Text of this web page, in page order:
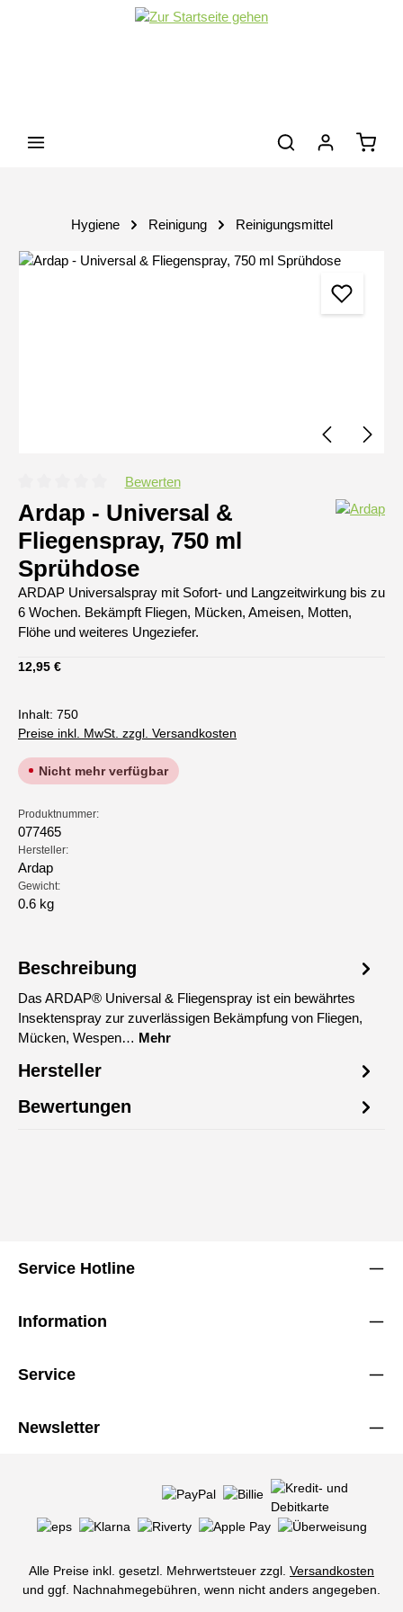
Zum Hauptinhalt springen
Hygiene Reinigung Reinigungsmittel
Bildergalerie überspringen
Bewerten
Ardap - Universal &
Fliegenspray, 750 ml
Sprühdose
ARDAP Universalspray mit Sofort- und Langzeitwirkung bis zu
6 Wochen. Bekämpft Fliegen, Mücken, Ameisen, Motten,
Flöhe und weiteres Ungeziefer.
Regulärer Preis:
12,95 €
Inhalt: 750
Preise inkl. MwSt. zzgl. Versandkosten
Nicht mehr verfügbar
Produktnummer:
077465
Hersteller:
Ardap
Gewicht:
0.6 kg
Beschreibung
Das ARDAP® Universal & Fliegenspray ist ein bewährtes
Insektenspray zur zuverlässigen Bekämpfung von Fliegen,
Mücken, Wespen… Mehr
Hersteller
Bewertungen
Service Hotline
Information
Service
Newsletter
Alle Preise inkl. gesetzl. Mehrwertsteuer zzgl. Versandkosten
und ggf. Nachnahmegebühren, wenn nicht anders angegeben.